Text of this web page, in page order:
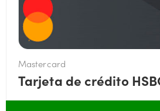
Mastercard
Tarjeta de crédito